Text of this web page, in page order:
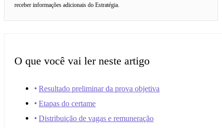
receber informações adicionais do Estratégia.
O que você vai ler neste artigo
Resultado preliminar da prova objetiva
Etapas do certame
Distribuição de vagas e remuneração